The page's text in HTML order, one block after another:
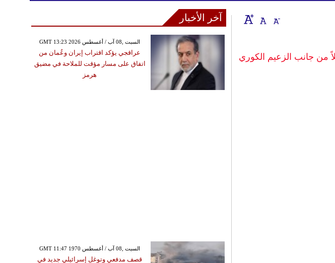
من جانب الزعيم الكوري
آخر الأخبار
GMT 13:23 2026 السبت ,08 آب / أغسطس
عراقجي يؤكد اقتراب إيران وعُمان من
اتفاق على مسار مؤقت للملاحة في مضيق
هرمز
GMT 11:47 1970 السبت ,08 آب / أغسطس
قصف مدفعي وتوغل إسرائيلي جديد في